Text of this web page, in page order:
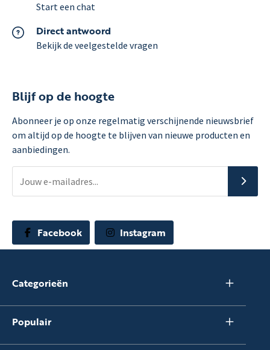
Start een chat
Direct antwoord
Bekijk de veelgestelde vragen
Blijf op de hoogte
Abonneer je op onze regelmatig verschijnende nieuwsbrief
om altijd op de hoogte te blijven van nieuwe producten en
aanbiedingen.
Facebook Instagram
Categorieën
Populair